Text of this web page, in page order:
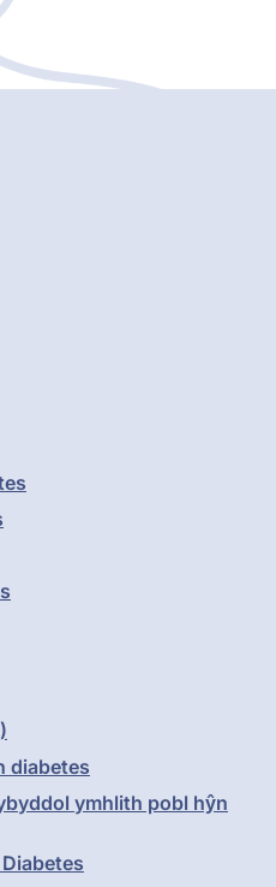
diabetes
ymhlith pobl hŷn